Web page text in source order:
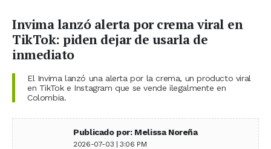
Invima lanzó alerta por crema viral en
TikTok: piden dejar de usarla de
inmediato
El Invima lanzó una alerta por la crema, un producto viral
en TikTok e Instagram que se vende ilegalmente en
Colombia.
Publicado por: Melissa Noreña
2026-07-03 | 3:06 PM